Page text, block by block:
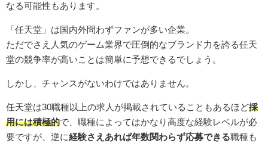
なる可能性もあります。
「任天堂」は国内外問わずファンが多い企業。
ただでさえ人気のゲーム業界で圧倒的なブランド力を誇る任天
堂の競争率が高いことは簡単に予想できるでしょう。
しかし、チャンスがないわけではありません。
任天堂は30職種以上の求人が掲載されていることもあるほど採
用には積極的で、職種によってはかなり高度な経験レベルが必
要ですが、逆に経験さえあれば年数関わらず応募できる職種も